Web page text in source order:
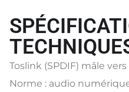
Toslink (SPDIF) mâle
Norme : audio